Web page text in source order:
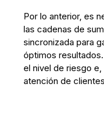
Por lo anterior, es
las cadenas de
sincronizada para
óptimos
el nivel de riesgo
atención de